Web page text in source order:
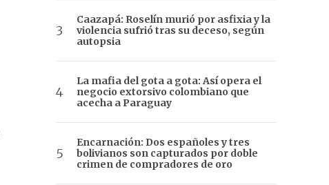
Caazapá: Roselín murió por asfixia y la
violencia sufrió tras su deceso, según
autopsia
La mafia del gota a gota: Así opera el
negocio extorsivo colombiano que
acecha a Paraguay
Encarnación: Dos españoles y tres
bolivianos son capturados por doble
crimen de compradores de oro